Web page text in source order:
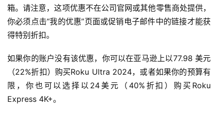
箱。请注意，这项优惠不在公司官网或其他零售商处提供，
你必须点击“我的优惠”页面或促销电子邮件中的链接才能获
得特别折扣。
如果你的账户没有该优惠，你可以在亚马逊上以77.98 美元
（22%折扣）购买Roku Ultra 2024，或者如果你的预算有
限，你也可以选择以24美元（40%折扣）购买Roku
Express 4K+。